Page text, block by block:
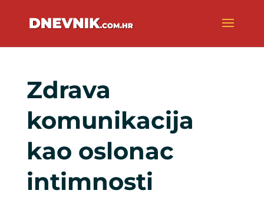
Zdrava
komunikacija
kao oslonac
intimnosti